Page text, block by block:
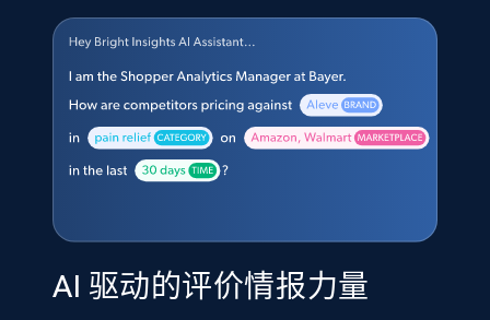
AI 驱动的评价情报力量